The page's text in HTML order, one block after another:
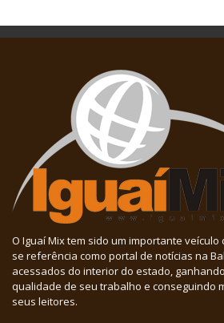
O Iguaí Mix tem sido um importante
se referência como portal de notícias na
acessados do interior do estado,
qualidade de seu trabalho e conseguindo
seus leitores.